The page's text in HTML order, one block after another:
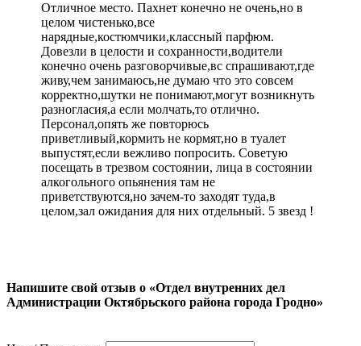
Отличное место. Пахнет конечно не очень,но в
целом чистенько,все
нарядные,костюмчики,классный парфюм.
Довезли в целости и сохранности,водители
конечно очень разговорчивые,вс спрашивают,где
живу,чем занимаюсь,не думаю что это совсем
корректно,шутки не понимают,могут возникнуть
разногласия,а если молчать,то отлично.
Персонал,опять же повторюсь
приветливый,кормить не кормят,но в туалет
выпустят,если вежливо попросить. Советую
посещать в трезвом состоянии, лица в состоянии
алкогольного опьянения там не
приветствуются,но зачем-то заходят туда,в
целом,зал ожидания для них отдельный. 5 звезд !
Напишите свой отзыв о «Отдел внутренних дел
Администрации Октябрьского района города Гродно»